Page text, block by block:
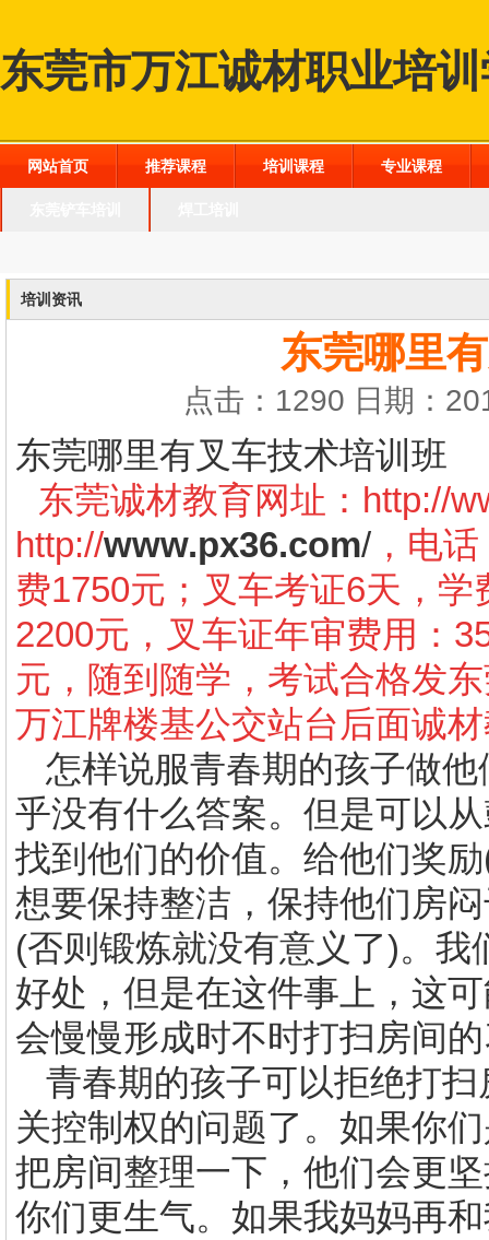
东莞市万江诚材职业培
网站首页 推荐课程 培训课程 专业课程
培训资讯
东莞哪里
点击：1290 日期：
东莞哪里有叉车技术培训班
东莞诚材教育网址： http://
http://www.px36.com/ ，电
费1750元；叉车考证6天，
2200元，叉车证年审费用：
元，随到随学，考试合格发
万江牌楼基公交站台后面诚
怎样说服青春期的孩子做
乎没有什么答案。但是可以
找到他们的价值。给他们奖励
想要保持整洁，保持他们房
(否则锻炼就没有意义了)。我
好处，但是在这件事上，这
会慢慢形成时不时打扫房间
青春期的孩子可以拒绝打
关控制权的问题了。如果你
把房间整理一下，他们会更
你们更生气。如果我妈妈再